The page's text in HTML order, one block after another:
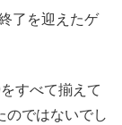
了を迎えたゲ
すべて揃えて
のではないでし